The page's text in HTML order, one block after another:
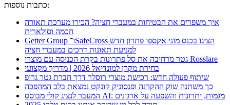
כתבות נוספות:
איך משפרים את הבטיחות במעברי חציה? הכירו מערכת תאורה
חכמה וסולארית
Getter Group ו־SafeCross הציגו בכנס מוני אקספו פתרון חדש
למניעת תאונות דרכים במעברי חציה
גטר מרחיבה את סל פתרונות בקרת הכניסה עם מוצרי Rosslare
בחירת מקרן למונדיאל 2026 | מדריך מקצועי
שיתוף פעולה חדש: רכישת מוצרי רוסלר דרך חברת גטר גרופ
כך משתנה שוק ההקרנה ופנסוניק קונקט נמצאת בלב המהפכה
המעבר לנציג קולי מבוסס AI: מגמות, יתרונות והשפעה על ארגונים